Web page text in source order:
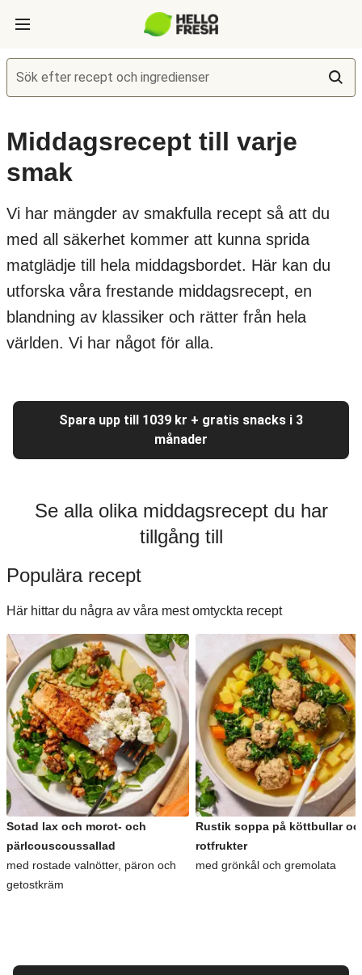
Sök efter recept och ingredienser
Middagsrecept till varje
smak
Vi har mängder av smakfulla recept så att du
med all säkerhet kommer att kunna sprida
matglädje till hela middagsbordet. Här kan du
utforska våra frestande middagsrecept, en
blandning av klassiker och rätter från hela
världen. Vi har något för alla.
Spara upp till 1039 kr + gratis snacks i 3
månader
Se alla olika middagsrecept du har
tillgång till
Populära recept
Här hittar du några av våra mest omtyckta recept
Sotad lax och morot- och
pärlcouscoussallad
med rostade valnötter, päron och
getostkräm
Rustik soppa på köttbullar
rotfrukter
med grönkål och gremolata